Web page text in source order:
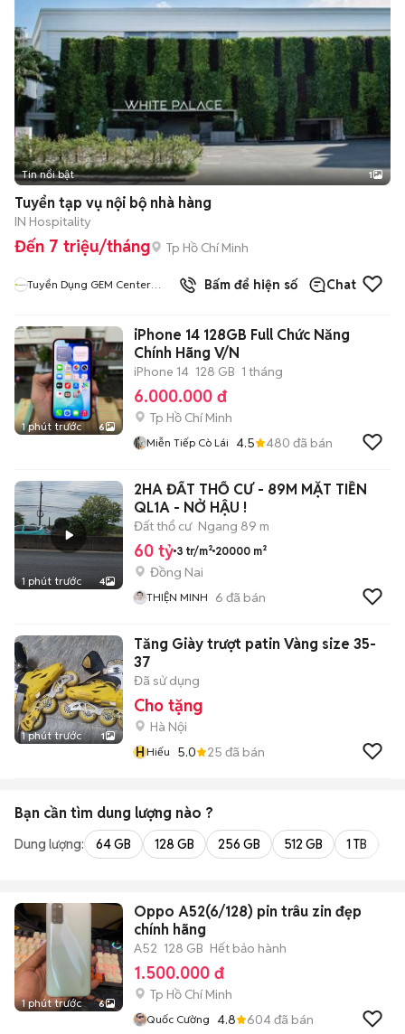
Tin nổi bật 1
Tuyển tạp vụ nội bộ nhà hàng
IN Hospitality
Đến 7 triệu/tháng Tp Hồ Chí Minh
Tuyển Dụng GEM Center
Bấm để hiện số Chat
1 phút trước 6
iPhone 14 128GB Full Chức Năng
Chính Hãng V/N
iPhone 14 128 GB 1 tháng
6.000.000 đ
Tp Hồ Chí Minh
Miễn Tiếp Cò Lái 4.5 480 đã bán
1 phút trước 4
2HA ĐẤT THỔ CƯ - 89M MẶT TIỀN
QL1A - NỞ HẬU !
Đất thổ cư Ngang 89 m
60 tỷ 3 tr/m² 20000 m²
Đồng Nai
THIỆN MINH 6 đã bán
1 phút trước 1
Tăng Giày trượt patin Vàng size 35-
37
Đã sử dụng
Cho tặng
Hà Nội
HHiếu 5.0 25 đã bán
Bạn cần tìm dung lượng nào ?
Dung lượng: 64 GB 128 GB 256 GB 512 GB 1 TB
1 phút trước 6
Oppo A52(6/128) pin trâu zin đẹp
chính hãng
A52 128 GB Hết bảo hành
1.500.000 đ
Tp Hồ Chí Minh
Quốc Cường 4.8 604đã bán